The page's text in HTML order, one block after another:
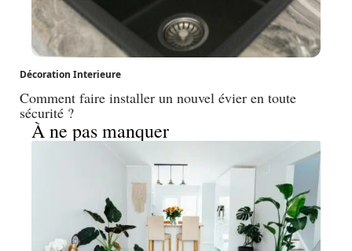
Décoration Interieure
Comment faire installer un nouvel évier en toute
sécurité ?
À ne pas manquer